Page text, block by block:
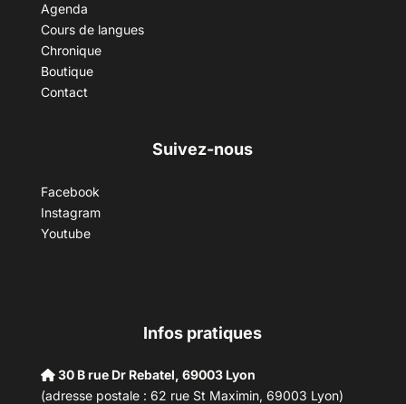
Agenda
Cours de langues
Chronique
Boutique
Contact
Suivez-nous
Facebook
Instagram
Youtube
Infos pratiques
30 B rue Dr Rebatel, 69003 Lyon
(adresse postale : 62 rue St Maximin, 69003 Lyon)